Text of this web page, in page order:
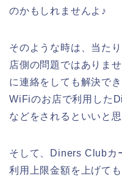
のかもしれませんよ♪
そのような時は、当た
店側の問題ではありま
に連絡をしても解決で
WiFiのお店で利用した
などをされるといいと
そして、Diners Clubカ
利用上限金額を上げて